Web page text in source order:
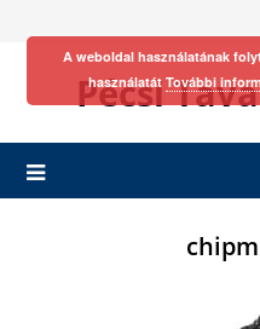
Pécsi
A weboldal használatának
használatát További